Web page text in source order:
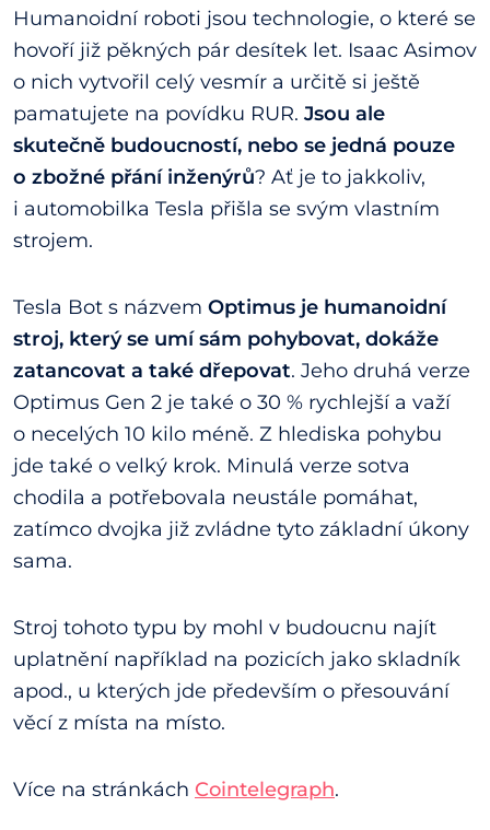
Humanoidní roboti jsou technologie, o které se
hovoří již pěkných pár desítek let. Isaac Asimov
o nich vytvořil celý vesmír a určitě si ještě
pamatujete na povídku RUR. Jsou ale
skutečně budoucností, nebo se jedná pouze
o zbožné přání inženýrů? Ať je to jakkoliv,
i automobilka Tesla přišla se svým vlastním
strojem.
Tesla Bot s názvem Optimus je humanoidní
stroj, který se umí sám pohybovat, dokáže
zatancovat a také dřepovat. Jeho druhá verze
Optimus Gen 2 je také o 30 % rychlejší a važí
o necelých 10 kilo méně. Z hlediska pohybu
jde také o velký krok. Minulá verze sotva
chodila a potřebovala neustále pomáhat,
zatímco dvojka již zvládne tyto základní úkony
sama.
Stroj tohoto typu by mohl v budoucnu najít
uplatnění například na pozicích jako skladník
apod., u kterých jde především o přesouvání
věcí z místa na místo.
Více na stránkách Cointelegraph.